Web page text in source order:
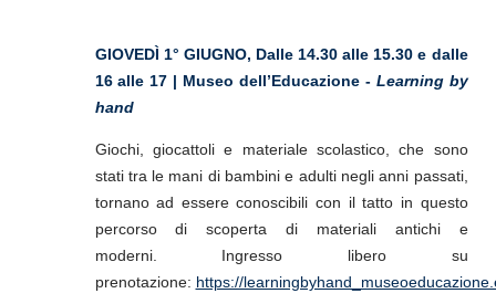
GIOVEDÌ 1° GIUGNO, Dalle 14.30 alle 15.30 e dalle
16 alle 17 | Museo dell’Educazione - Learning by
hand
Giochi, giocattoli e materiale scolastico, che sono
stati tra le mani di bambini e adulti negli anni passati,
tornano ad essere conoscibili con il tatto in questo
percorso di scoperta di materiali antichi e
moderni. Ingresso libero su
prenotazione: https://